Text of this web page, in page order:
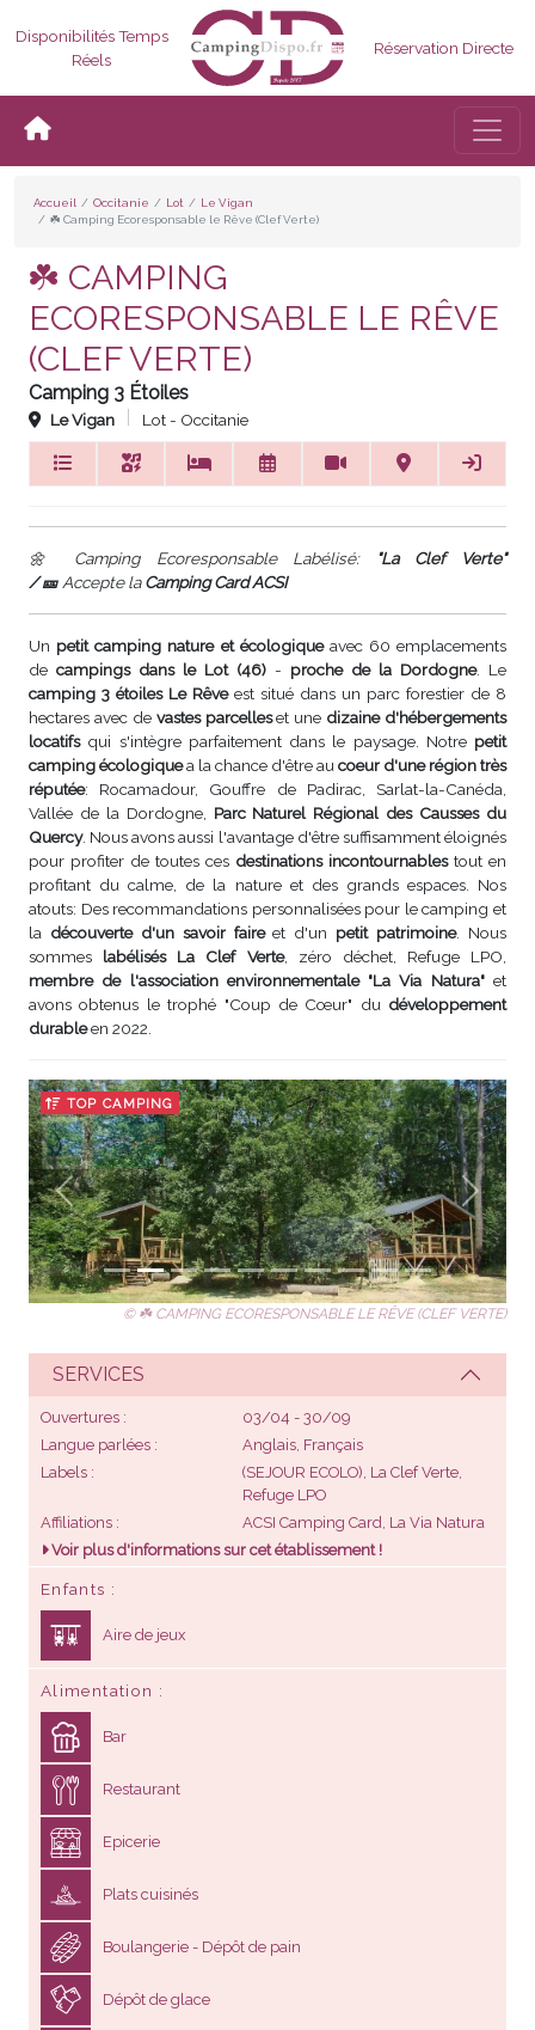
Disponibilités Temps
Réels
Réservation Directe
Accueil Occitanie Lot
Le Vigan
☘️ Camping Ecoresponsable le Rêve (Clef Verte)
☘️ CAMPING
ECORESPONSABLE LE RÊVE
(CLEF VERTE)
Camping 3 Étoiles
Le Vigan Lot - Occitanie
🌼 Camping Ecoresponsable Labélisé:"La Clef Verte"
/ 🎫 Accepte laCamping Card ACSI
Un petit camping nature et écologiqueavec 60 emplacements
de campings dans le Lot (46) - proche de la Dordogne. Le
camping 3 étoiles Le Rêveest situé dans un parc forestier de 8
hectares avec de vastes parcelleset une dizaine d'hébergements
locatifsqui s'intègre parfaitement dans le paysage. Notre petit
camping écologiquea la chance d'être au coeur d'une région très
réputée: Rocamadour, Gouffre de Padirac, Sarlat-la-Canéda,
Vallée de la Dordogne, Parc Naturel Régional des Causses du
Quercy. Nous avons aussi l'avantage d'être suffisamment éloignés
pour profiter de toutes ces destinations incontournablestout en
profitant du calme, de la nature et des grands espaces. Nos
atouts: Des recommandations personnalisées pour le camping et
la découverte d'un savoir faireet d'un petit patrimoine. Nous
sommes labélisés La Clef Verte, zéro déchet, Refuge LPO,
membre de l'association environnementale "La Via Natura"et
avons obtenus le trophé "Coup de Cœur" du développement
durableen 2022.
TOP CAMPING
Précédent Suivant
© ☘️ CAMPING ECORESPONSABLE LE RÊVE (CLEF VERTE)
SERVICES
Ouvertures
03/04 - 30/09
Langue parlées
Anglais, Français
Labels
(SEJOUR ECOLO), La Clef Verte,
Refuge LPO
Affiliations
ACSI Camping Card, La Via Natura
Voir plus d'informations sur cet établissement !
Enfants
Aire de jeux
Alimentation
Bar
Restaurant
Epicerie
Plats cuisinés
Boulangerie - Dépôt de pain
Dépôt de glace